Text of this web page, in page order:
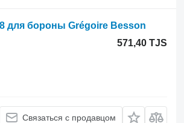
для бороны Grégoire Besson
571,40 TJS
Связаться с продавцом